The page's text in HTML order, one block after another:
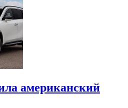
американский